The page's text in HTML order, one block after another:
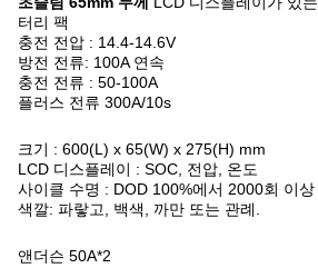
터리 팩
충전 전압 : 14.4-14.6V
방전 전류: 100A 연속
충전 전류 : 50-100A
플러스 전류 300A/10s
크기 : 600(L) x 65(W) x 275(H) mm
LCD 디스플레이 : SOC, 전압, 온도
사이클 수명 : DOD 100%에서 2000회 이상
색깔: 파랗고, 백색, 까만 또는 관례.
앤더슨 50A*2